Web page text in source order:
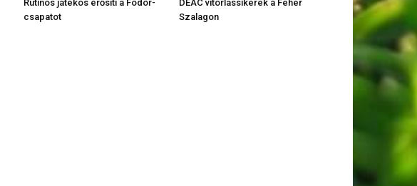
Rutinos játékos erősíti a Fodor-
csapatot
DEAC vitorlássikerek a Fehér
Szalagon